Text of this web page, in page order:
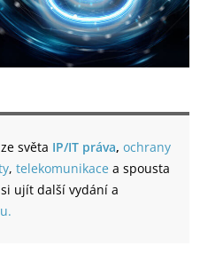
světa IP/IT práva, ochrany
, telekomunikace a spousta
ujít další vydání a